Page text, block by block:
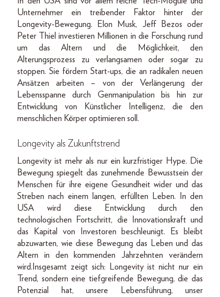
Unternehmer ein treibender Faktor hinter der
Longevity-Bewegung. Elon Musk, Jeff Bezos oder
Peter Thiel investieren Millionen in die Forschung rund
um das Altern und die Möglichkeit, den
Alterungsprozess zu verlangsamen oder sogar zu
stoppen. Sie fördern Start-ups, die an radikalen neuen
Ansätzen arbeiten – von der Verlängerung der
Lebensspanne durch Genmanipulation bis hin zur
Entwicklung von Künstlicher Intelligenz, die den
menschlichen Körper optimieren soll.
Longevity als Zukunftstrend
Longevity ist mehr als nur ein kurzfristiger Hype. Die
Bewegung spiegelt das zunehmende Bewusstsein der
Menschen für ihre eigene Gesundheit wider und das
Streben nach einem langen, erfüllten Leben. In den
USA wird diese Entwicklung durch den
technologischen Fortschritt, die Innovationskraft und
das Kapital von Investoren beschleunigt. Es bleibt
abzuwarten, wie diese Bewegung das Leben und das
Altern in den kommenden Jahrzehnten verändern
wird.Insgesamt zeigt sich: Longevity ist nicht nur ein
Trend, sondern eine tiefgreifende Bewegung, die das
Potenzial hat, unsere Lebensführung, unser